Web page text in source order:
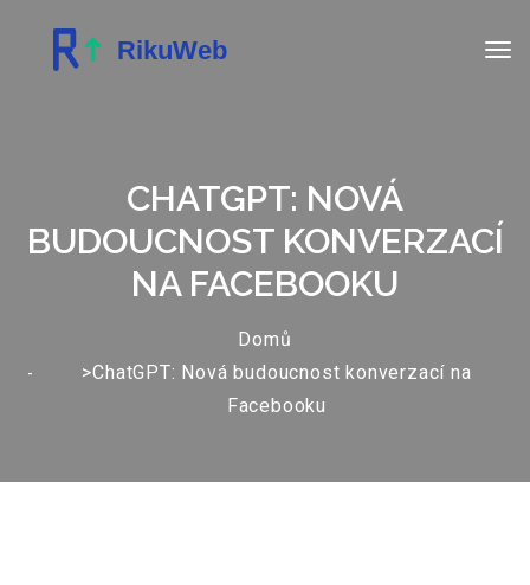
CHATGPT: NOVÁ
BUDOUCNOST KONVERZACÍ
NA FACEBOOKU
Domů
>ChatGPT: Nová budoucnost konverzací na
Facebooku